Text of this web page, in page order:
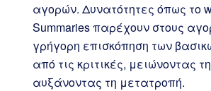
αγορών. Δυνατότητες όπως το
Summaries παρέχουν στους
γρήγορη επισκόπηση των
από τις κριτικές, μειώνοντας
αυξάνοντας τη μετατροπή.